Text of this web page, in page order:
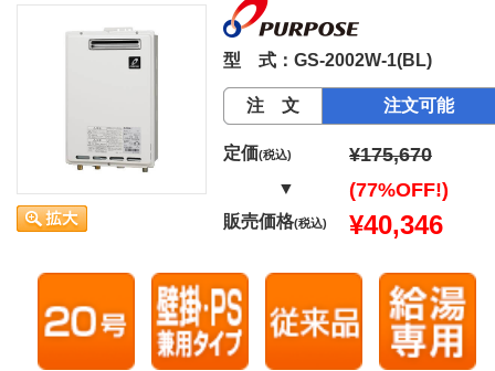
型 式：GS-2002W-1(BL)
注 文 注文可能
定価(税込) ¥175,670
▼ (77%OFF!)
販売価格(税込) ¥40,346